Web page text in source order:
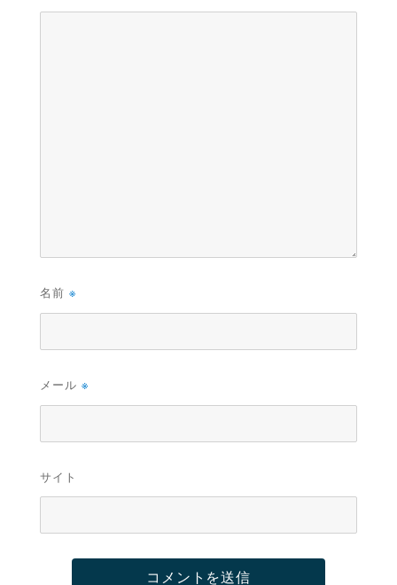
名前 ※
メール ※
サイト